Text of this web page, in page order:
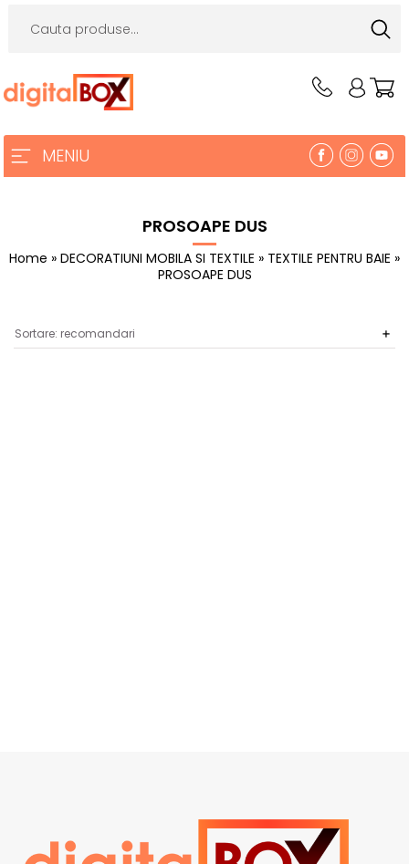
MENIU
PROSOAPE DUS
Home » DECORATIUNI MOBILA SI TEXTILE » TEXTILE PENTRU BAIE »
PROSOAPE DUS